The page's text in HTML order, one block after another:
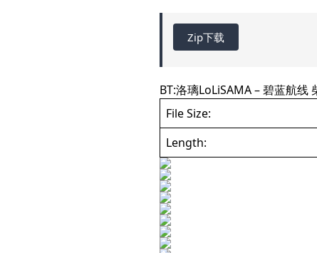
Zip下载
BT:洛璃LoLiSAMA – 碧蓝航线
File Size:
Length: